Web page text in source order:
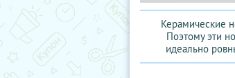
Керамические
Поэтому эти
идеально